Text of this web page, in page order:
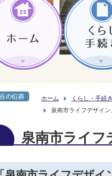
ホーム くらし・手続き
泉南市ライフデザイン
泉南市ライフ